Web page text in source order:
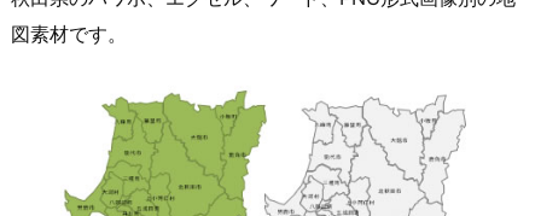
図素材です。